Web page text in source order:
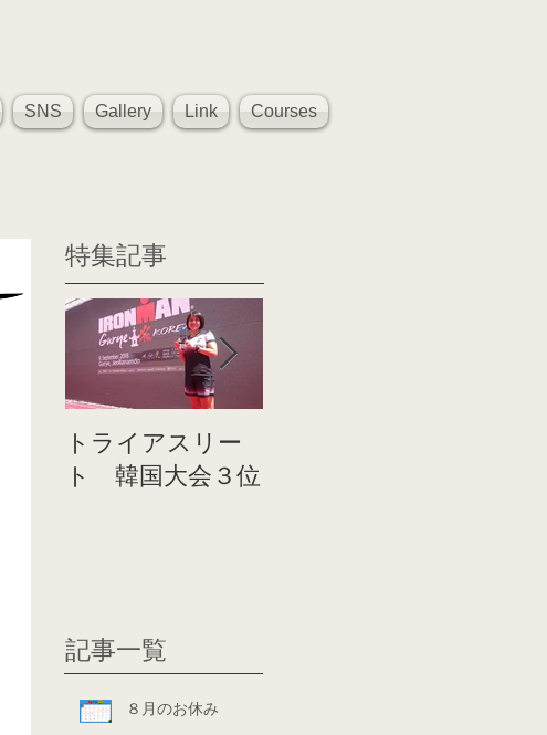
SNS Gallery Link Courses
特集記事
トライアスリー
ト 韓国大会３位
記事一覧
８月のお休み